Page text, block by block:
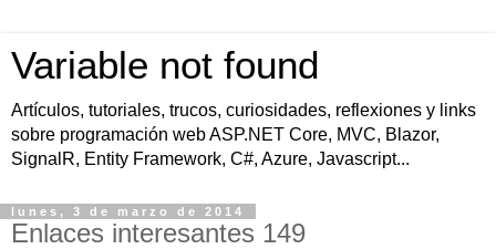
Variable not found
Artículos, tutoriales, trucos, curiosidades, reflexiones y links
sobre programación web ASP.NET Core, MVC, Blazor,
SignalR, Entity Framework, C#, Azure, Javascript...
lunes, 3 de marzo de 2014
Enlaces interesantes 149